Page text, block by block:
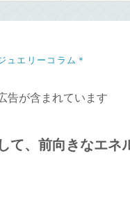
ュエリーコラム＊
告が含まれています
て、前向きなエネ